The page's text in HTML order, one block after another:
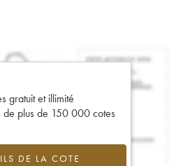
gratuit et illimité
de plus de 150 000 cotes
DE LA COTE